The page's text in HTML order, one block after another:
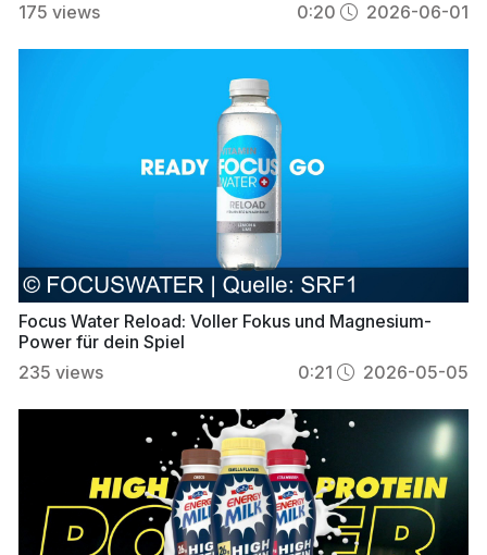
175 views 0:20 2026-06-01
Focus Water Reload: Voller Fokus und Magnesium-
Power für dein Spiel
235 views 0:21 2026-05-05